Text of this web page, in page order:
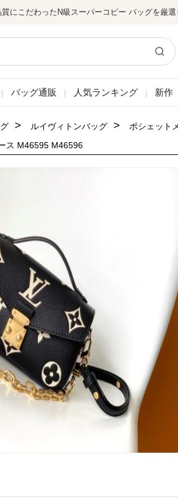
にこだわったN級スーパーコピー バッグを厳選
| バッグ通販 | 人気ランキング | 新作
> ルイヴィトンバッグ > ポシェット
ス M46595 M46596